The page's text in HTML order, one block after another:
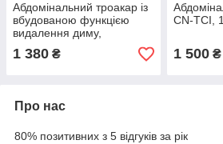
Абдомінальний троакар із
вбудованою функцією
видалення диму,
10х100мм без леза
оптичний
1 380 ₴
CN-TCI,
1 500₴
Про нас
80% позитивних з 5 відгуків за рік